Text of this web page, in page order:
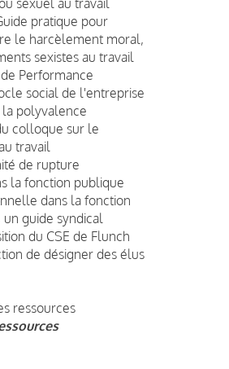
pratique pour
le harcèlement moral,
sexistes au travail
Performance
social de l'entreprise
la polyvalence
colloque sur le
travail
de rupture
la fonction publique
dans la fonction
guide syndical
du CSE de Flunch
de désigner des élus
ressources